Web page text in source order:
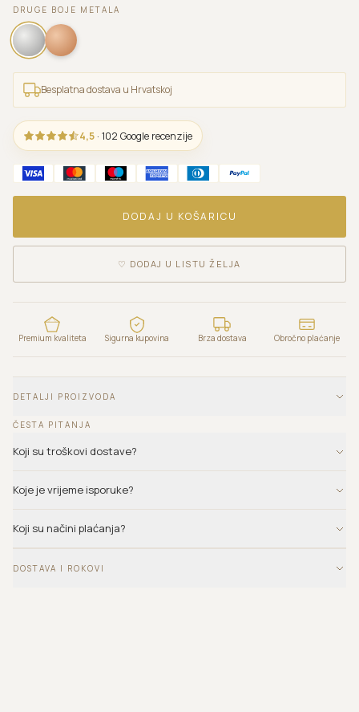
DRUGE BOJE METALA
Besplatna dostava u Hrvatskoj
4,5 · 102 Google recenzije
DODAJ U KOŠARICU
♡ DODAJ U LISTU ŽELJA
Premium kvaliteta Sigurna kupovina Brza dostava Obročno plaćanje
DETALJI PROIZVODA
ČESTA PITANJA
Koji su troškovi dostave?
Koje je vrijeme isporuke?
Koji su načini plaćanja?
DOSTAVA I ROKOVI